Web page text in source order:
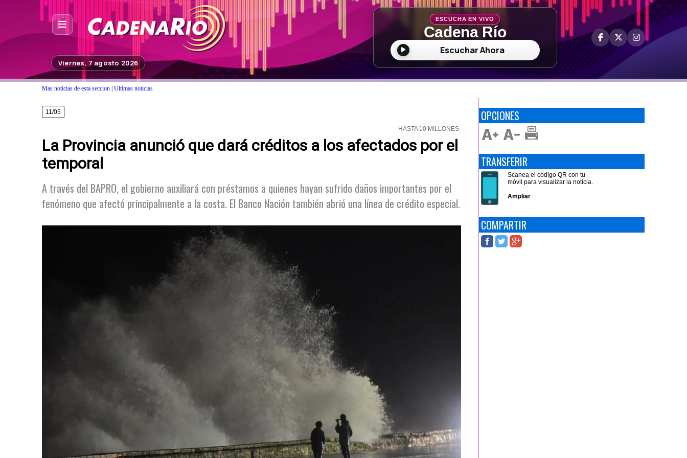
Noticias
Fuera de Foco
Programación
Contacto
Viernes, 7 agosto 2026
ESCUCHA EN VIVO
Cadena Río
Escuchar Ahora
Mas noticias de esta seccion Ultimas noticias
11/05
HASTA 10 MILLONES
La Provincia anunció que dará créditos a los afectados por el
temporal
A través del BAPRO, el gobierno auxiliará con préstamos a quienes hayan sufrido daños importantes por el
fenómeno que afectó principalmente a la costa. El Banco Nación también abrió una línea de crédito especial.
OPCIONES
TRANSFERIR
Scanea el código QR con tu
móvil para visualizar la noticia.
Ampliar
COMPARTIR